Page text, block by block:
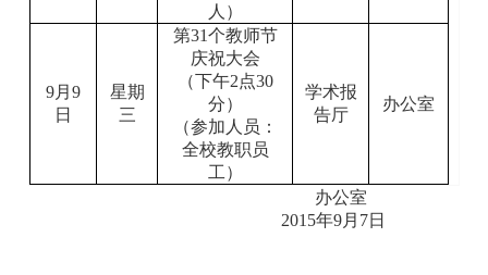
人）
9月9
日
星期
三
第31个教师节
庆祝大会
（下午2点30
分）
（参加人员：
全校教职员
工）
学术报
告厅
办公室
办公室
2015年9月 7日